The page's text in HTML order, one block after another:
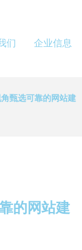
们 企业信息
甄选可靠的网站建
的网站建